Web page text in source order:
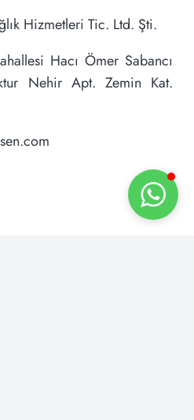
Hizmetleri Tic. Ltd. Şti.
Hacı Ömer Sabancı
Nehir Apt. Zemin Kat.